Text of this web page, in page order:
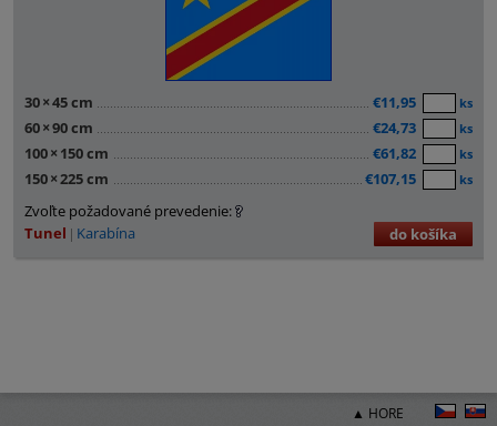
30×45 cm €11,95 ks
60×90 cm €24,73 ks
100× 150 cm €61,82 ks
150×225 cm €107,15 ks
Zvoľte požadované prevedenie:
Tunel
Karabína do košíka
▲ HORE